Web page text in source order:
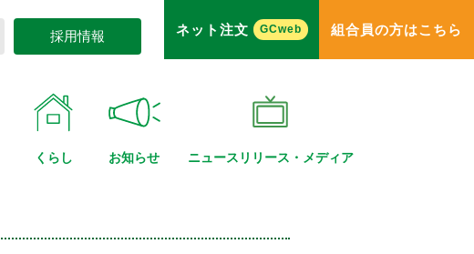
採用情報
くらし お知らせ ニュースリリース・ メディア
ネット注文 GCweb 組合員の方はこちら